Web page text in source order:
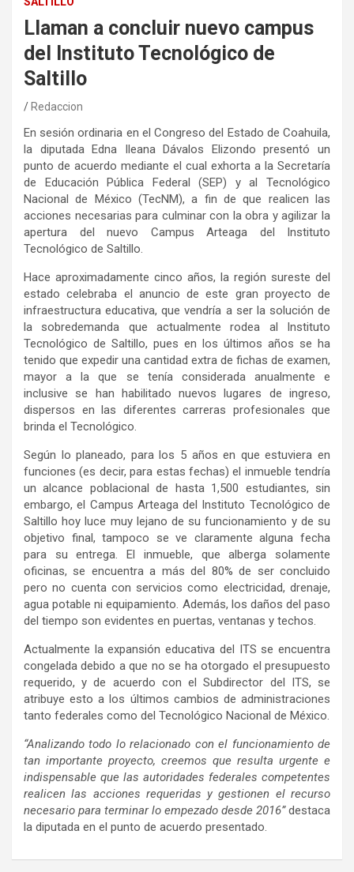
Llaman a concluir nuevo campus
del Instituto Tecnológico de
Saltillo
Redaccion
En sesión ordinaria en el Congreso del Estado de Coahuila,
la diputada Edna Ileana Dávalos Elizondo presentó un
punto de acuerdo mediante el cual exhorta a la Secretaría
de Educación Pública Federal (SEP) y al Tecnológico
Nacional de México (TecNM), a fin de que realicen las
acciones necesarias para culminar con la obra y agilizar la
apertura del nuevo Campus Arteaga del Instituto
Tecnológico de Saltillo.
Hace aproximadamente cinco años, la región sureste del
estado celebraba el anuncio de este gran proyecto de
infraestructura educativa, que vendría a ser la solución de
la sobredemanda que actualmente rodea al Instituto
Tecnológico de Saltillo, pues en los últimos años se ha
tenido que expedir una cantidad extra de fichas de examen,
mayor a la que se tenía considerada anualmente e
inclusive se han habilitado nuevos lugares de ingreso,
dispersos en las diferentes carreras profesionales que
brinda el Tecnológico.
Según lo planeado, para los 5 años en que estuviera en
funciones (es decir, para estas fechas) el inmueble tendría
un alcance poblacional de hasta 1,500 estudiantes, sin
embargo, el Campus Arteaga del Instituto Tecnológico de
Saltillo hoy luce muy lejano de su funcionamiento y de su
objetivo final, tampoco se ve claramente alguna fecha
para su entrega. El inmueble, que alberga solamente
oficinas, se encuentra a más del 80% de ser concluido
pero no cuenta con servicios como electricidad, drenaje,
agua potable ni equipamiento. Además, los daños del paso
del tiempo son evidentes en puertas, ventanas y techos.
Actualmente la expansión educativa del ITS se encuentra
congelada debido a que no se ha otorgado el presupuesto
requerido, y de acuerdo con el Subdirector del ITS, se
atribuye esto a los últimos cambios de administraciones
tanto federales como del Tecnológico Nacional de México.
“Analizando todo lo relacionado con el funcionamiento de
tan importante proyecto, creemos que resulta urgente e
indispensable que las autoridades federales competentes
realicen las acciones requeridas y gestionen el recurso
necesario para terminar lo empezado desde 2016”destaca
la diputada en el punto de acuerdo presentado.